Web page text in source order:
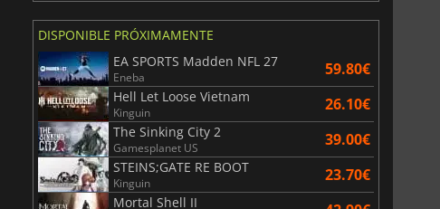
DISPONIBLE PRÓXIMAMENTE
EA SPORTS Madden NFL 27
Eneba 59.80€
Hell Let Loose Vietnam
Kinguin 26.10€
The Sinking City 2
Gamesplanet US 39.00€
STEINS;GATE RE BOOT
Kinguin 23.70€
Mortal Shell II